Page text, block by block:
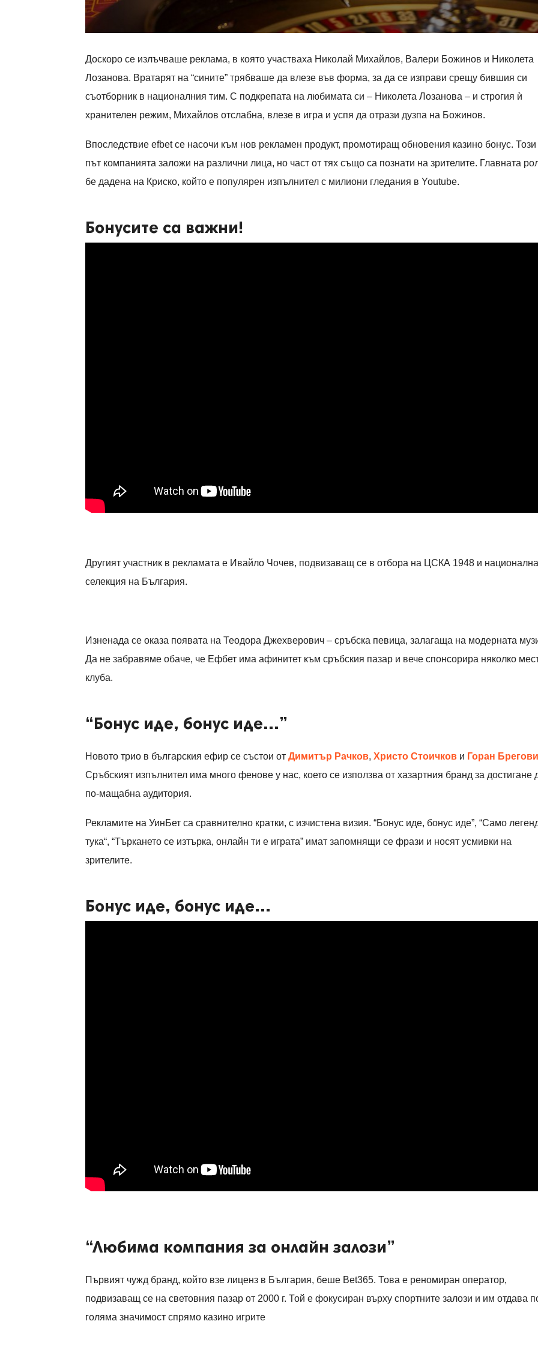
Доскоро се излъчваше реклама, в която участваха Николай Михайлов, Валери Божинов и Николета
Лозанова. Вратарят на “сините” трябваше да влезе във форма, за да се изправи срещу бившия си
съотборник в националния тим. С подкрепата на любимата си – Николета Лозанова – и строгия ѝ
хранителен режим, Михайлов отслабна, влезе в игра и успя да отрази дузпа на Божинов.
Впоследствие efbetсе насочи към нов рекламен продукт, промотиращ обновения казино бонус. Този
път компанията заложи на различни лица, но част от тях също са познати на зрителите. Главната
бе дадена на Криско, който е популярен изпълнител с милиони гледания в Youtube.
Бонусите са важни!
Другият участник в рекламата е Ивайло Чочев, подвизаващ се в отбора на ЦСКА 1948 и
селекция на България.
Изненада се оказа появата на Теодора Джехверович – сръбска певица, залагаща на модерната
Да не забравяме обаче, че Ефбет има афинитет към сръбския пазар и вече спонсорира няколко
клуба.
“Бонус иде, бонус иде...”
Новото трио в българския ефир се състои от Димитър Рачков, Христо Стоичков и Горан
Сръбският изпълнител има много фенове у нас, което се използва от хазартния бранд за достигане
по-мащабна аудитория.
Рекламите на УинБет са сравнително кратки, с изчистена визия. “Бонус иде, бонус иде”, “Само
тука“, “Търкането се изтърка, онлайн ти е играта” имат запомнящи се фрази и носят усмивки на
зрителите.
Бонус иде, бонус иде...
“Любима компания за онлайн залози”
Първият чужд бранд, който взе лиценз в България, беше Bet365. Това е реномиран оператор,
подвизаващ се на световния пазар от 2000 г. Той е фокусиран върху спортните залози и им отдава
голяма значимост спрямо казино игрите